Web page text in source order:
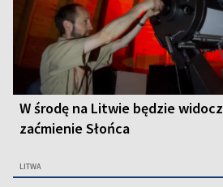
W środę na Litwie będzie
zaćmienie Słońca
LITWA